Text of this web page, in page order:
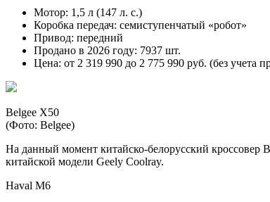
Мотор: 1,5 л (147 л. с.)
Коробка передач: семиступенчатый «робот»
Привод: передний
Продано в 2026 году: 7937 шт.
Цена: от 2 319 990 до 2 775 990 руб. (без учета
Belgee X50
(Фото: Belgee)
На данный момент китайско-белорусский кроссовер
китайской модели Geely Coolray.
Haval M6